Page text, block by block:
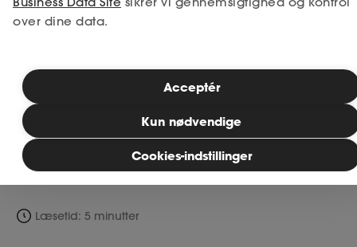
Studerende
Bliv medlem
MitAse
Ase Selvstændig
personalehåndbogen en god løsning. Men
hvad indeholder en personalehåndbog?
Spørgsmålene kan være mange, især hvis
det er første gang, du skal udarbejde en.
Læs med nedenfor, og vi guider dig
igennem de vigtigste punkter og indhold.
Læsetid: 5 minutter
over dine data.
Cookies-indstillinger
Kun nødvendige
Acceptér